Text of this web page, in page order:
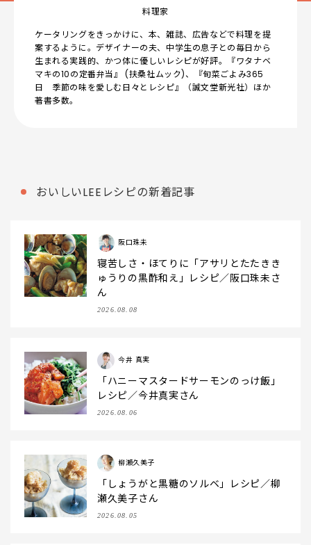
料理家
ケータリングをきっかけに、本、雑誌、広告などで料理を提
案するように。デザイナーの夫、中学生の息子との毎日から
生まれる実践的、かつ体に優しいレシピが好評。『ワタナベ
マキの10の定番弁当』 (扶桑社ムック)、『旬菜ごよみ365
日 季節の味を愛しむ日々とレシピ』（誠文堂新光社）ほか
著書多数。
おいしいLEEレシピの新着記事
阪口珠未
寝苦しさ・ほてりに「アサリとたたきき
ゅうりの黒酢和え」レシピ／阪口珠未さ
ん
2026.08.08
今井 真実
「ハニーマスタードサーモンのっけ飯」
レシピ／今井真実さん
2026.08.06
柳瀬久美子
「しょうがと黒糖のソルベ」レシピ／柳
瀬久美子さん
2026.08.05